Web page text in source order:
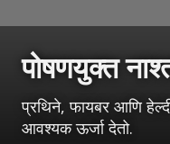
पोषणयुक्त
प्रथिने, फायबर आणि
आवश्यक ऊर्जा देतो.